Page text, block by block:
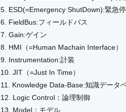
5. ESD(=Emergency ShutDown):緊急
6. FieldBus:フィールドバス
7. Gain:ゲイン
8. HMI（=Human Machain Interface）
9. Instrumentation:計装
10. JIT（=Just In Time）
11. Knowledge Data-Base:知識データ
12. Logic Control：論理制御
13. Model：モデル